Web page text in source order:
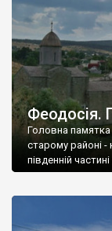
Феодосія.
Головна памятка
старому районі -
південній частині